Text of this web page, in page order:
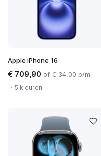
Apple iPhone 16
€ 709,90 of € 34,00 p/m
5 kleuren